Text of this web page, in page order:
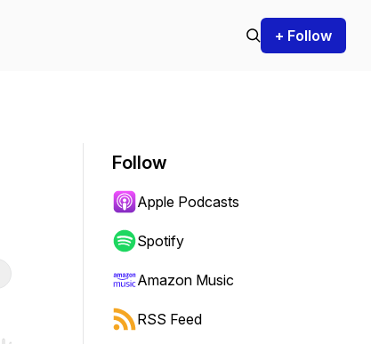
+ Follow
Follow
Apple Podcasts
Spotify
Amazon Music
RSS Feed